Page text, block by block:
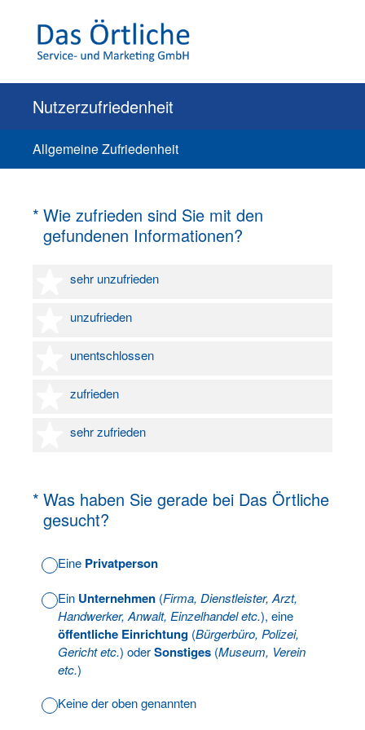
Nutzerzufriedenheit
Allgemeine Zufriedenheit
* Wie zufrieden sind Sie mit den
gefundenen Informationen?
(Erforderlich.)
sehr unzufrieden
1 Stern
unzufrieden
2 Sterne
unentschlossen
3 Sterne
zufrieden
4 Sterne
sehr zufrieden
5 Sterne
* Was haben Sie gerade bei Das Örtliche
gesucht?
(Erforderlich.)
Eine Privatperson
Ein Unternehmen (Firma, Dienstleister, Arzt,
Handwerker, Anwalt, Einzelhandel etc.), eine
öffentliche Einrichtung (Bürgerbüro, Polizei,
Gericht etc.) oderSonstiges (Museum, Verein
etc.)
Keine der oben genannten